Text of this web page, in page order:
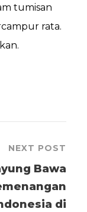
tumisan
rata.
NEXT POST
Bawa
di